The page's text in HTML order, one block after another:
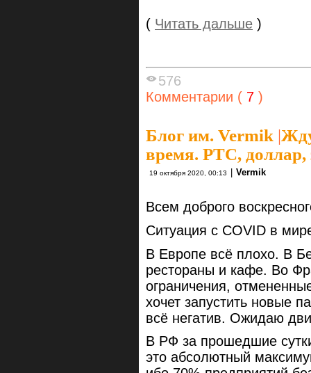
( Читать дальше )
576
Комментарии ( 7 )
Блог им. Vermik |
время. РТС, доллар,
19 октября 2020, 00:13 Vermik
Всем доброго
Ситуация с COVID в
В Европе всё плохо. В
рестораны и кафе. Во
ограничения,
хочет запустить новые
всё негатив. Ожидаю
В РФ за прошедшие
это абсолютный